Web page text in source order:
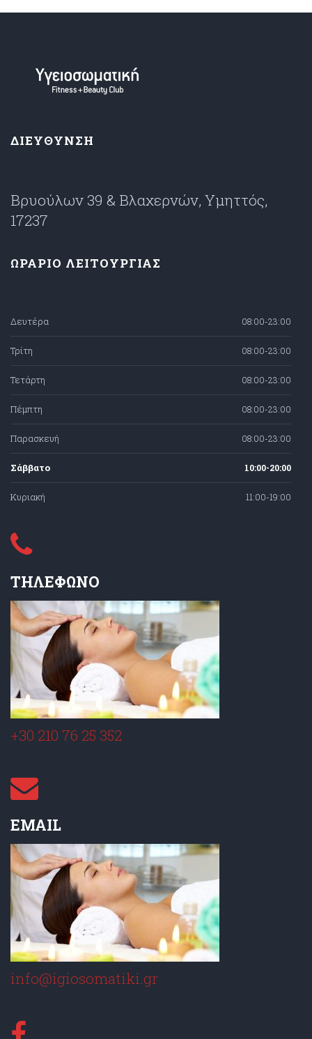
ΔΙΕΥΘΥΝΣΗ
Βρυούλων 39 & Βλαχερνών, Υμηττός,
17237
ΩΡΑΡΙΟ ΛΕΙΤΟΥΡΓΙΑΣ
Δευτέρα 08:00-23:00
Τρίτη 08:00-23:00
Τετάρτη 08:00-23:00
Πέμπτη 08:00-23:00
Παρασκευή 08:00-23:00
Σάββατο 10:00-20:00
Κυριακή 11:00-19:00
ΤΗΛΕΦΩΝΟ
+30 210 76 25 352
EMAIL
info@igiosomatiki.gr